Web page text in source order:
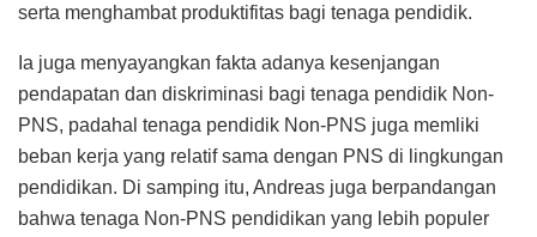
serta menghambat produktifitas bagi tenaga pendidik.
Ia juga menyayangkan fakta adanya kesenjangan
pendapatan dan diskriminasi bagi tenaga pendidik Non-
PNS, padahal tenaga pendidik Non-PNS juga memliki
beban kerja yang relatif sama dengan PNS di lingkungan
pendidikan. Di samping itu, Andreas juga berpandangan
bahwa tenaga Non-PNS pendidikan yang lebih populer